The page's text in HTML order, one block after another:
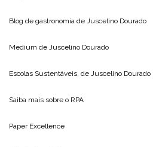
Blog de gastronomia de Juscelino Dourado
Medium de Juscelino Dourado
Escolas Sustentáveis, de Juscelino Dourado
Saiba mais sobre o RPA
Paper Excellence